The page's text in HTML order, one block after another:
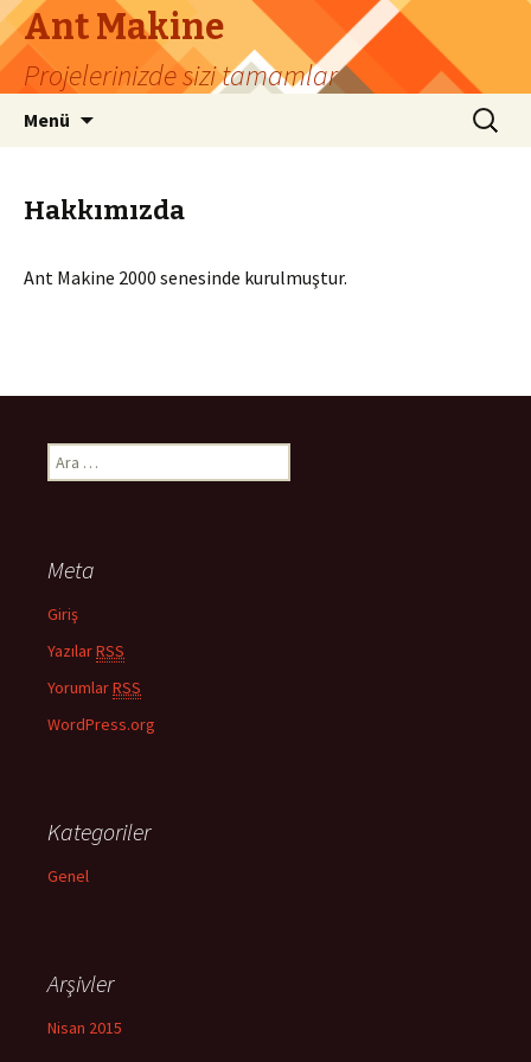
Ant Makine
Projelerinizde sizi tamamlar
Menü Arama:
Hakkımızda
Ant Makine 2000 senesinde kurulmuştur.
r
:Meta
Giriş
YazılarRSS
YorumlarRSS
WordPress.org
Kategoriler
Genel
Arşivler
Nisan 2015